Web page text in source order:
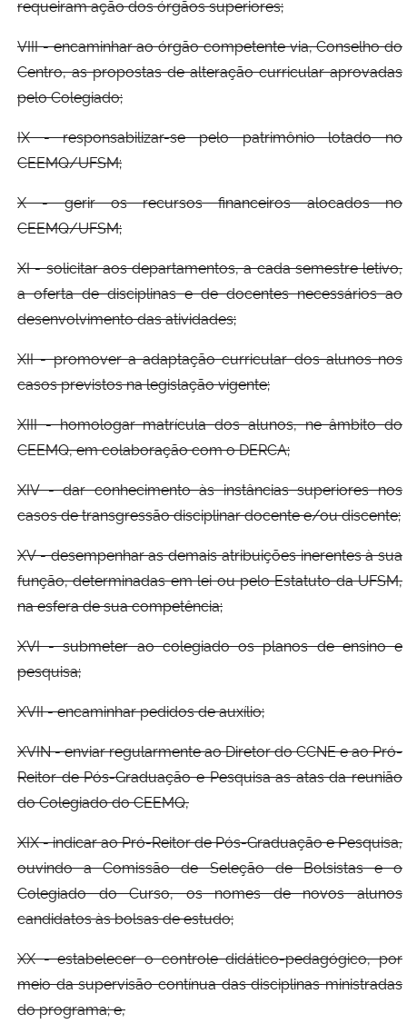
requeiram ação dos órgãos superiores;
VIII - encaminhar ao órgão competente via, Conselho do
Centro, as propostas de alteração curricular aprovadas
pelo Colegiado;
IX - responsabilizar-se pelo patrimônio lotado no
CEEMQ/UFSM;
X - gerir os recursos financeiros alocados no
CEEMQ/UFSM;
XI - solicitar aos departamentos, a cada semestre letivo,
a oferta de disciplinas e de docentes necessários ao
desenvolvimento das atividades;
XII - promover a adaptação curricular dos alunos nos
casos previstos na legislação vigente;
XIII - homologar matrícula dos alunos, ne âmbito do
CEEMQ, em colaboração com o DERCA;
XIV - dar conhecimento às instâncias superiores nos
casos de transgressão disciplinar docente e/ou discente;
XV - desempenhar as demais atribuições inerentes à sua
função, determinadas em lei ou pelo Estatuto da UFSM,
na esfera de sua competência;
XVI - submeter ao colegiado os planos de ensino e
pesquisa;
XVII - encaminhar pedidos de auxílio;
XVIN - enviar regularmente ao Diretor do CCNE e ao Pró-
Reitor de Pós-Graduação e Pesquisa as atas da reunião
do Colegiado do CEEMQ,
XIX - indicar ao Pró-Reitor de Pós-Graduação e Pesquisa,
ouvindo a Comissão de Seleção de Bolsistas e o
Colegiado do Curso, os nomes de novos alunos
candidatos às bolsas de estudo;
XX - estabelecer o controle didático-pedagógico, por
meio da supervisão contínua das disciplinas ministradas
do programa; e,